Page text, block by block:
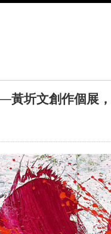
黃圻文創作個展